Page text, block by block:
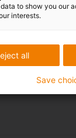
to show you our
interests.
all
Save